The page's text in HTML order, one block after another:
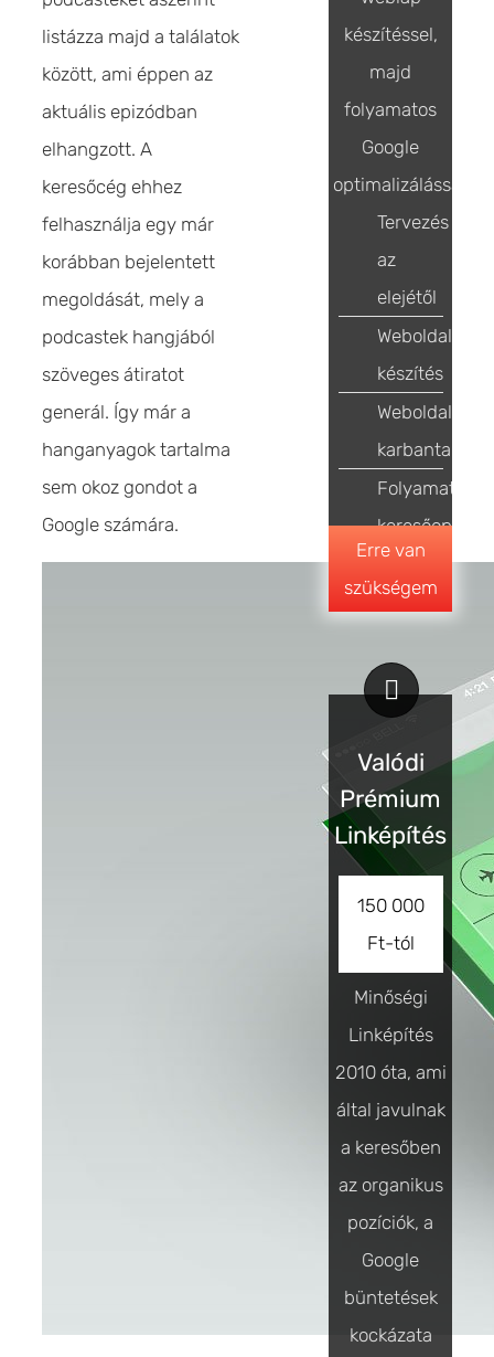
listázza majd a találatok
között, ami éppen az
aktuális epizódban
elhangzott. A
keresőcég ehhez
felhasználja egy már
korábban bejelentett
megoldását, mely a
podcastek hangjából
szöveges átiratot
generál. Így már a
hanganyagok tartalma
sem okoz gondot a
Google számára.
készítéssel,
majd
folyamatos
Google
optimalizálással
Tervezés
az
elejétől
Weboldal
készítés
Weboldal
karbantartás
Folyamatos
Erre van
szükségem
Valódi
Prémium
Linképítés
150 000
Ft-tól
Minőségi
Linképítés
2010 óta, ami
által javulnak
a keresőben
az organikus
pozíciók, a
Google
büntetések
kockázata